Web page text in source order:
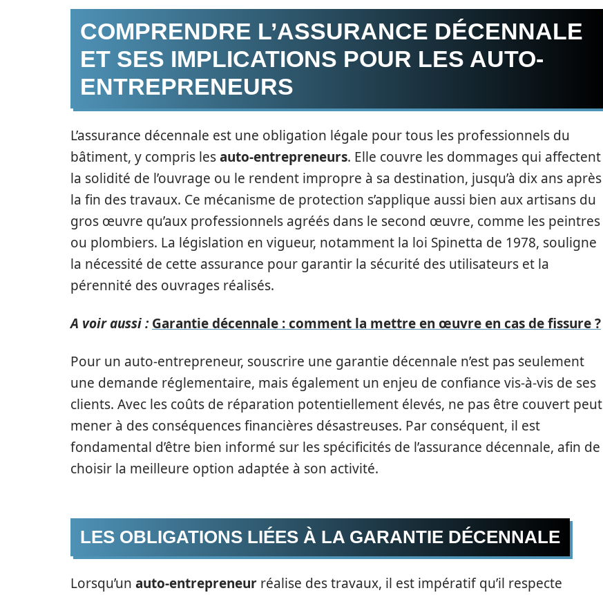
COMPRENDRE L’ASSURANCE DÉCENNALE
ET SES IMPLICATIONS POUR LES AUTO-
ENTREPRENEURS
L’assurance décennale est une obligation légale pour tous les professionnels du
bâtiment, y compris lesauto-entrepreneurs. Elle couvre les dommages qui affectent
la solidité de l’ouvrage ou le rendent impropre à sa destination, jusqu’à dix ans après
la fin des travaux. Ce mécanisme de protection s’applique aussi bien aux artisans du
gros œuvre qu’aux professionnels agréés dans le second œuvre, comme les peintres
ou plombiers. La législation en vigueur, notamment la loi Spinetta de 1978, souligne
la nécessité de cette assurance pour garantir la sécurité des utilisateurs et la
pérennité des ouvrages réalisés.
A voir aussi : Garantie décennale : comment la mettre en œuvre en cas de fissure ?
Pour un auto-entrepreneur, souscrire une garantie décennale n’est pas seulement
une demande réglementaire, mais également un enjeu de confiance vis-à-vis de ses
clients. Avec les coûts de réparation potentiellement élevés, ne pas être couvert peut
mener à des conséquences financières désastreuses. Par conséquent, il est
fondamental d’être bien informé sur les spécificités de l’assurance décennale, afin de
choisir la meilleure option adaptée à son activité.
LES OBLIGATIONS LIÉES À LA GARANTIE DÉCENNALE
Lorsqu’un auto-entrepreneur réalise des travaux, il est impératif qu’il respecte